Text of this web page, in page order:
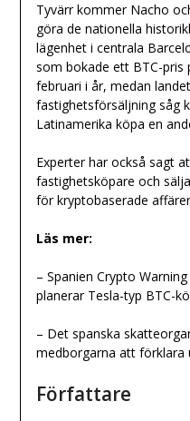
Tyvärr kommer Nacho
göra de nationella
lägenhet i centrala
som bokade ett BTC-pris
februari i år, medan
fastighetsförsäljning såg
Latinamerika köpa en
Experter har också sagt
fastighetsköpare och
för kryptobaserade
Läs mer:
– Spanien Crypto
planerar Tesla-typ BTC-
– Det spanska
medborgarna att förklara
Författare